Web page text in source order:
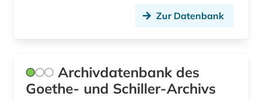
george (3)
george-kreis (1)
Zur Datenbank
Archivdatenbank des
Goethe- und Schiller-Archivs